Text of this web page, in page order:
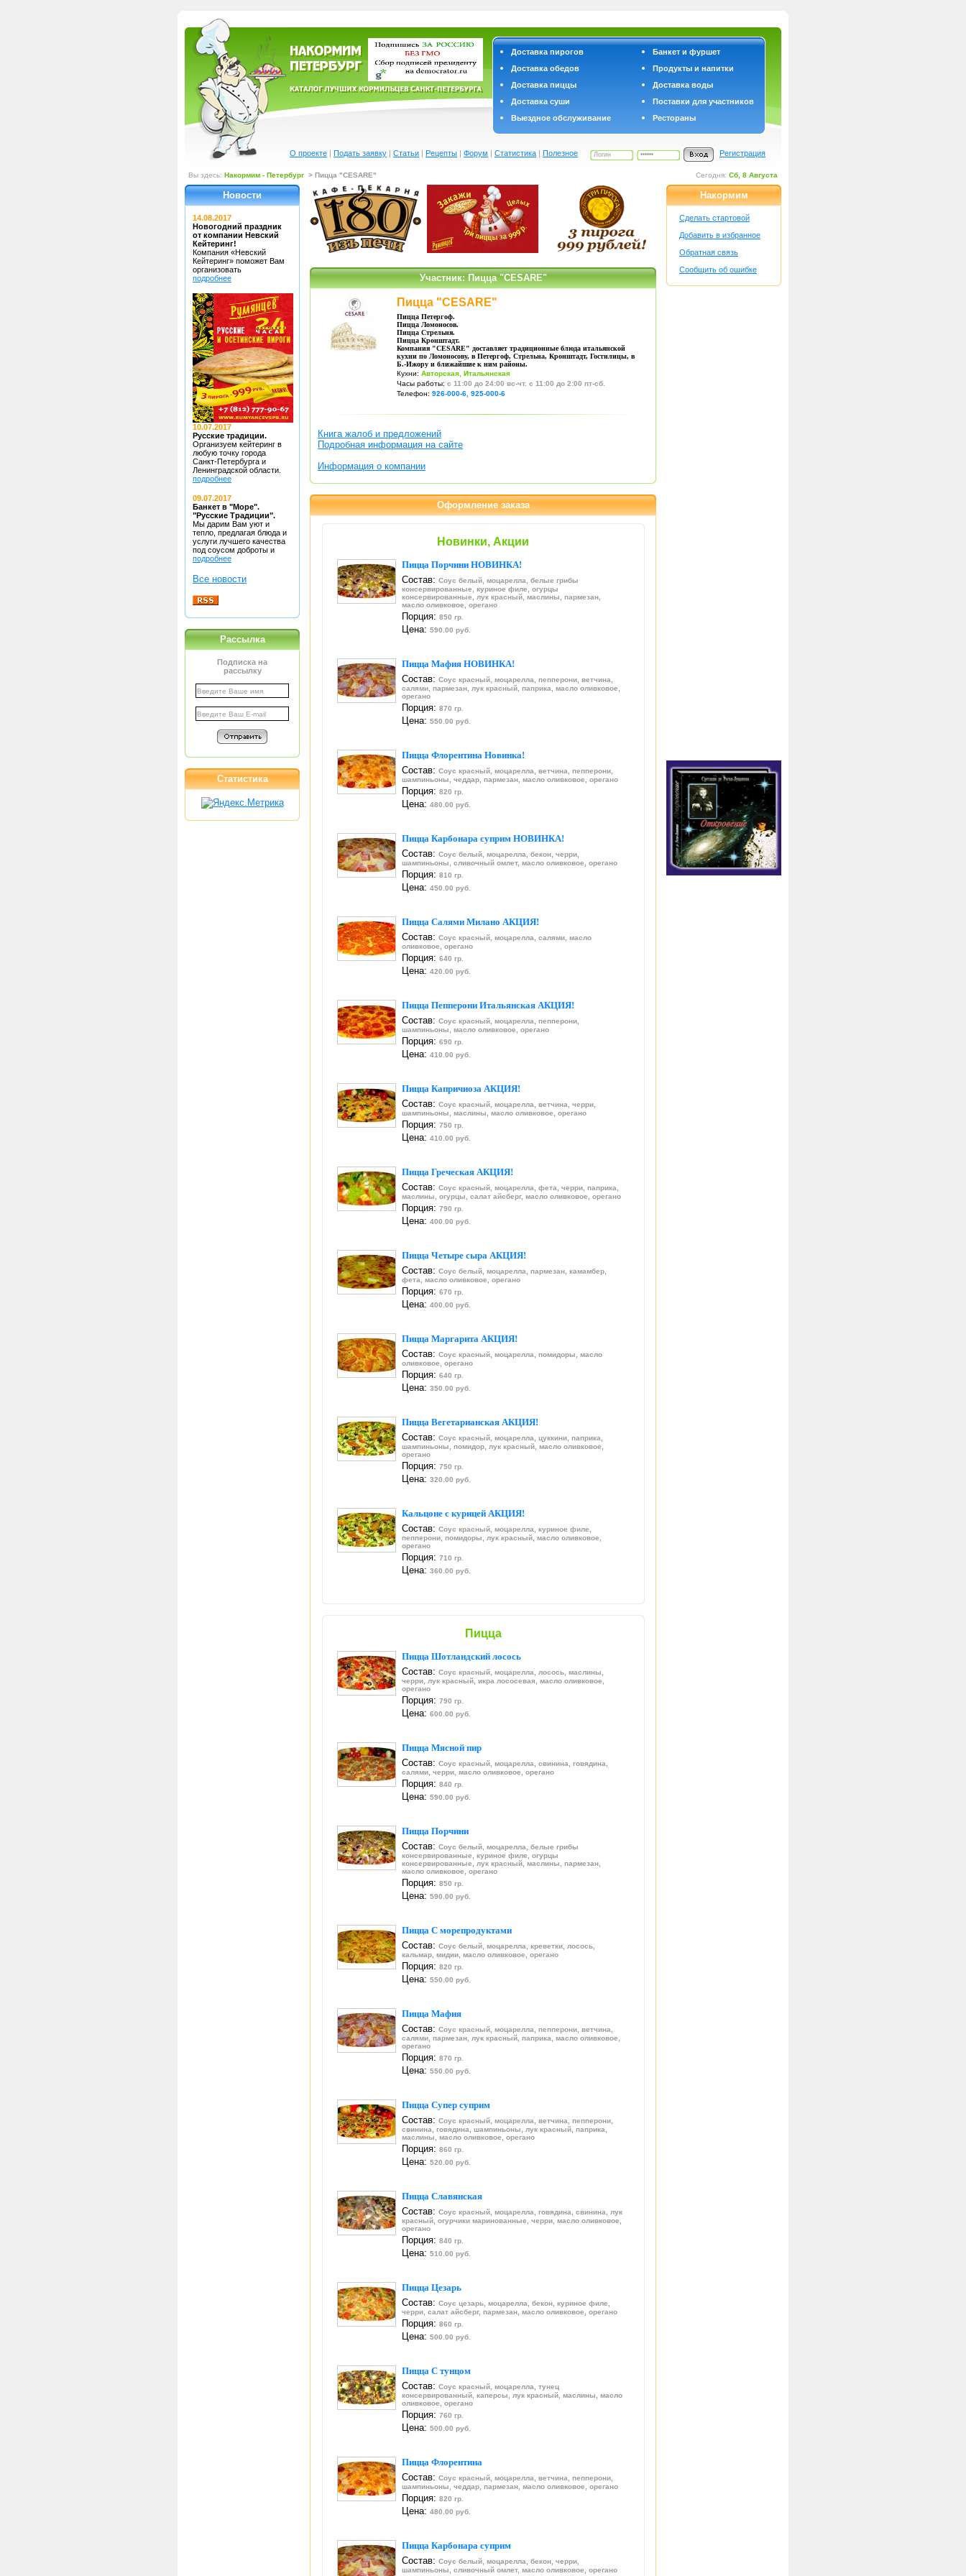
Доставка пирогов
Доставка обедов
Доставка пиццы
Доставка суши
Выездное обслуживание
Банкет и фуршет
Продукты и напитки
Доставка воды
Поставки для участников
Рестораны
Накормим
Сделать стартовой
Добавить в избранное
Обратная связь
Сообщить об ошибке
Участник: Пицца "CESARE"
Пицца "CESARE"
Пицца Петергоф.
Пицца Ломоносов.
Пицца Стрельня.
Пицца Кронштадт.
Компания "CESARE" доставляет традиционные блюда итальянской
кухни по Ломоносову, в Петергоф, Стрельна, Кронштадт, Гостилицы, в
Б.-Ижору и ближайшие к ним районы.
Кухни: Авторская Итальянская
Часы работы: с 11:00 до 24:00 вс-чт. с 11:00 до 2:00 пт-сб.
Телефон: 926-000-6, 925-000-6
Книга жалоб и предложений
Подробная информация на сайте
Информация о компании
Оформление заказа
Новинки, Акции
Пицца Порчини НОВИНКА!
Состав: Соус белый, моцарелла, белые грибы
консервированные, куриное филе, огурцы
консервированные, лук красный, маслины, пармезан,
масло оливковое, орегано
Порция: 850 гр.
Цена: 590.00 руб.
Пицца Мафия НОВИНКА!
Состав: Соус красный, моцарелла, пепперони, ветчина,
салями, пармезан, лук красный, паприка, масло оливковое,
орегано
Порция: 870 гр.
Цена: 550.00 руб.
Пицца Флорентина Новинка!
Состав: Соус красный, моцарелла, ветчина, пепперони,
шампиньоны, чеддар, пармезан, масло оливковое, орегано
Порция: 820 гр.
Цена: 480.00 руб.
Пицца Карбонара суприм НОВИНКА!
Состав: Соус белый, моцарелла, бекон, черри,
шампиньоны, сливочный омлет, масло оливковое, орегано
Порция: 810 гр.
Цена: 450.00 руб.
Пицца Салями Милано АКЦИЯ!
Состав: Соус красный, моцарелла, салями, масло
оливковое, орегано
Порция: 640 гр.
Цена: 420.00 руб.
Пицца Пепперони Итальянская АКЦИЯ!
Состав: Соус красный, моцарелла, пепперони,
шампиньоны, масло оливковое, орегано
Порция: 690 гр.
Цена: 410.00 руб.
Пицца Капричиоза АКЦИЯ!
Состав: Соус красный, моцарелла, ветчина, черри,
шампиньоны, маслины, масло оливковое, орегано
Порция: 750 гр.
Цена: 410.00 руб.
Пицца Греческая АКЦИЯ!
Состав: Соус красный, моцарелла, фета, черри, паприка,
маслины, огурцы, салат айсберг, масло оливковое, орегано
Порция: 790 гр.
Цена: 400.00 руб.
Пицца Четыре сыра АКЦИЯ!
Состав: Соус белый, моцарелла, пармезан, камамбер,
фета, масло оливковое, орегано
Порция: 670 гр.
Цена: 400.00 руб.
Пицца Маргарита АКЦИЯ!
Состав: Соус красный, моцарелла, помидоры, масло
оливковое, орегано
Порция: 640 гр.
Цена: 350.00 руб.
Пицца Вегетарианская АКЦИЯ!
Состав: Соус красный, моцарелла, цуккини, паприка,
шампиньоны, помидор, лук красный, масло оливковое,
орегано
Порция: 750 гр.
Цена: 320.00 руб.
Кальцоне с курицей АКЦИЯ!
Состав: Соус красный, моцарелла, куриное филе,
пепперони, помидоры, лук красный, масло оливковое,
орегано
Порция: 710 гр.
Цена: 360.00 руб.
Пицца
Пицца Шотландский лосось
Состав: Соус красный, моцарелла, лосось, маслины,
черри, лук красный, икра лососевая, масло оливковое,
орегано
Порция: 790 гр.
Цена: 600.00 руб.
Пицца Мясной пир
Состав: Соус красный, моцарелла, свинина, говядина,
салями, черри, масло оливковое, орегано
Порция: 840 гр.
Цена: 590.00 руб.
Пицца Порчини
Состав: Соус белый, моцарелла, белые грибы
консервированные, куриное филе, огурцы
консервированные, лук красный, маслины, пармезан,
масло оливковое, орегано
Порция: 850 гр.
Цена: 590.00 руб.
Пицца С морепродуктами
Состав: Соус белый, моцарелла, креветки, лосось,
кальмар, мидии, масло оливковое, орегано
Порция: 820 гр.
Цена: 550.00 руб.
Пицца Мафия
Состав: Соус красный, моцарелла, пепперони, ветчина,
салями, пармезан, лук красный, паприка, масло оливковое,
орегано
Порция: 870 гр.
Цена: 550.00 руб.
Пицца Супер суприм
Состав: Соус красный, моцарелла, ветчина, пепперони,
свинина, говядина, шампиньоны, лук красный, паприка,
маслины, масло оливковое, орегано
Порция: 860 гр.
Цена: 520.00 руб.
Пицца Славянская
Состав: Соус красный, моцарелла, говядина, свинина, лук
красный, огурчики маринованные, черри, масло оливковое,
орегано
Порция: 840 гр.
Цена: 510.00 руб.
Пицца Цезарь
Состав: Соус цезарь, моцарелла, бекон, куриное филе,
черри, салат айсберг, пармезан, масло оливковое, орегано
Порция: 860 гр.
Цена: 500.00 руб.
Пицца С тунцом
Состав: Соус красный, моцарелла, тунец
консервированный, каперсы, лук красный, маслины, масло
оливковое, орегано
Порция: 760 гр.
Цена: 500.00 руб.
Пицца Флорентина
Состав: Соус красный, моцарелла, ветчина, пепперони,
шампиньоны, чеддар, пармезан, масло оливковое, орегано
Порция: 820 гр.
Цена: 480.00 руб.
Пицца Карбонара суприм
Состав: Соус белый, моцарелла, бекон, черри,
шампиньоны, сливочный омлет, масло оливковое, орегано
Новости
14.08.2017
Новогодний праздник
от компании Невский
Кейтеринг!
Компания «Невский
Кейтеринг» поможет Вам
организовать
подробнее
10.07.2017
Русские традиции.
Организуем кейтеринг в
любую точку города
Санкт-Петербурга и
Ленинградской области.
подробнее
09.07.2017
Банкет в "Море".
"Русские Традиции".
Мы дарим Вам уют и
тепло, предлагая блюда и
услуги лучшего качества
под соусом доброты и
подробнее
Все новости
Рассылка
Подписка на
рассылку
Статистика
Регистрация
О проекте | Подать заявку | Статьи | Рецепты | Форум | Статистика | Полезное
Сегодня: Сб, 8 Августа
Вы здесь: Накормим - Петербург > Пицца "CESARE"